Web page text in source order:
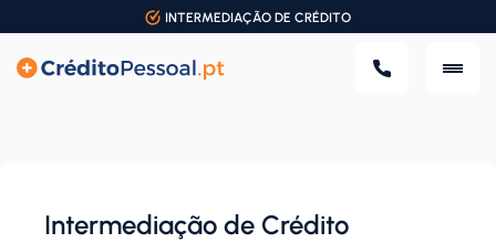
INTERMEDIAÇÃO DE CRÉDITO
Intermediação de Crédito